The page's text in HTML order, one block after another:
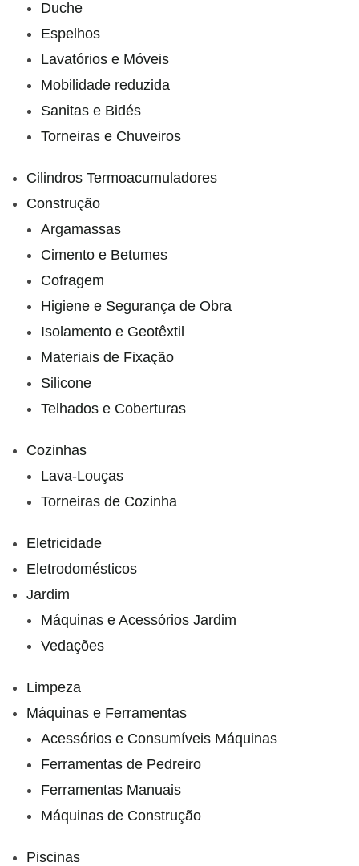
Duche
Espelhos
Lavatórios e Móveis
Mobilidade reduzida
Sanitas e Bidés
Torneiras e Chuveiros
Cilindros Termoacumuladores
Construção
Argamassas
Cimento e Betumes
Cofragem
Higiene e Segurança de Obra
Isolamento e Geotêxtil
Materiais de Fixação
Silicone
Telhados e Coberturas
Cozinhas
Lava-Louças
Torneiras de Cozinha
Eletricidade
Eletrodomésticos
Jardim
Máquinas e Acessórios Jardim
Vedações
Limpeza
Máquinas e Ferramentas
Acessórios e Consumíveis Máquinas
Ferramentas de Pedreiro
Ferramentas Manuais
Máquinas de Construção
Piscinas